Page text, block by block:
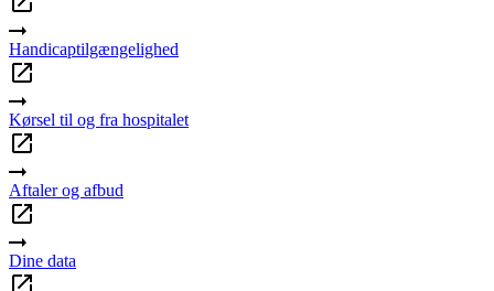
Handicaptilgængelighed
Kørsel til og fra hospitalet
Aftaler og afbud
Dine data